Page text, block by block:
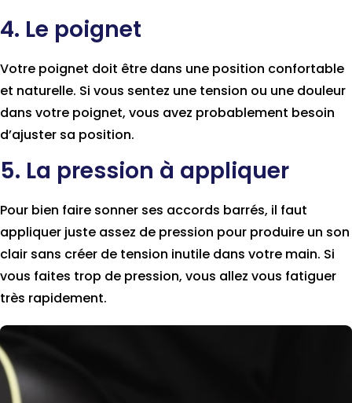
4. Le poignet
Votre poignet doit être dans une position confortable
et naturelle. Si vous sentez une tension ou une douleur
dans votre poignet, vous avez probablement besoin
d’ajuster sa position.
5. La pression à appliquer
Pour bien faire sonner ses accords barrés, il faut
appliquer juste assez de pression pour produire un son
clair sans créer de tension inutile dans votre main. Si
vous faites trop de pression, vous allez vous fatiguer
très rapidement.